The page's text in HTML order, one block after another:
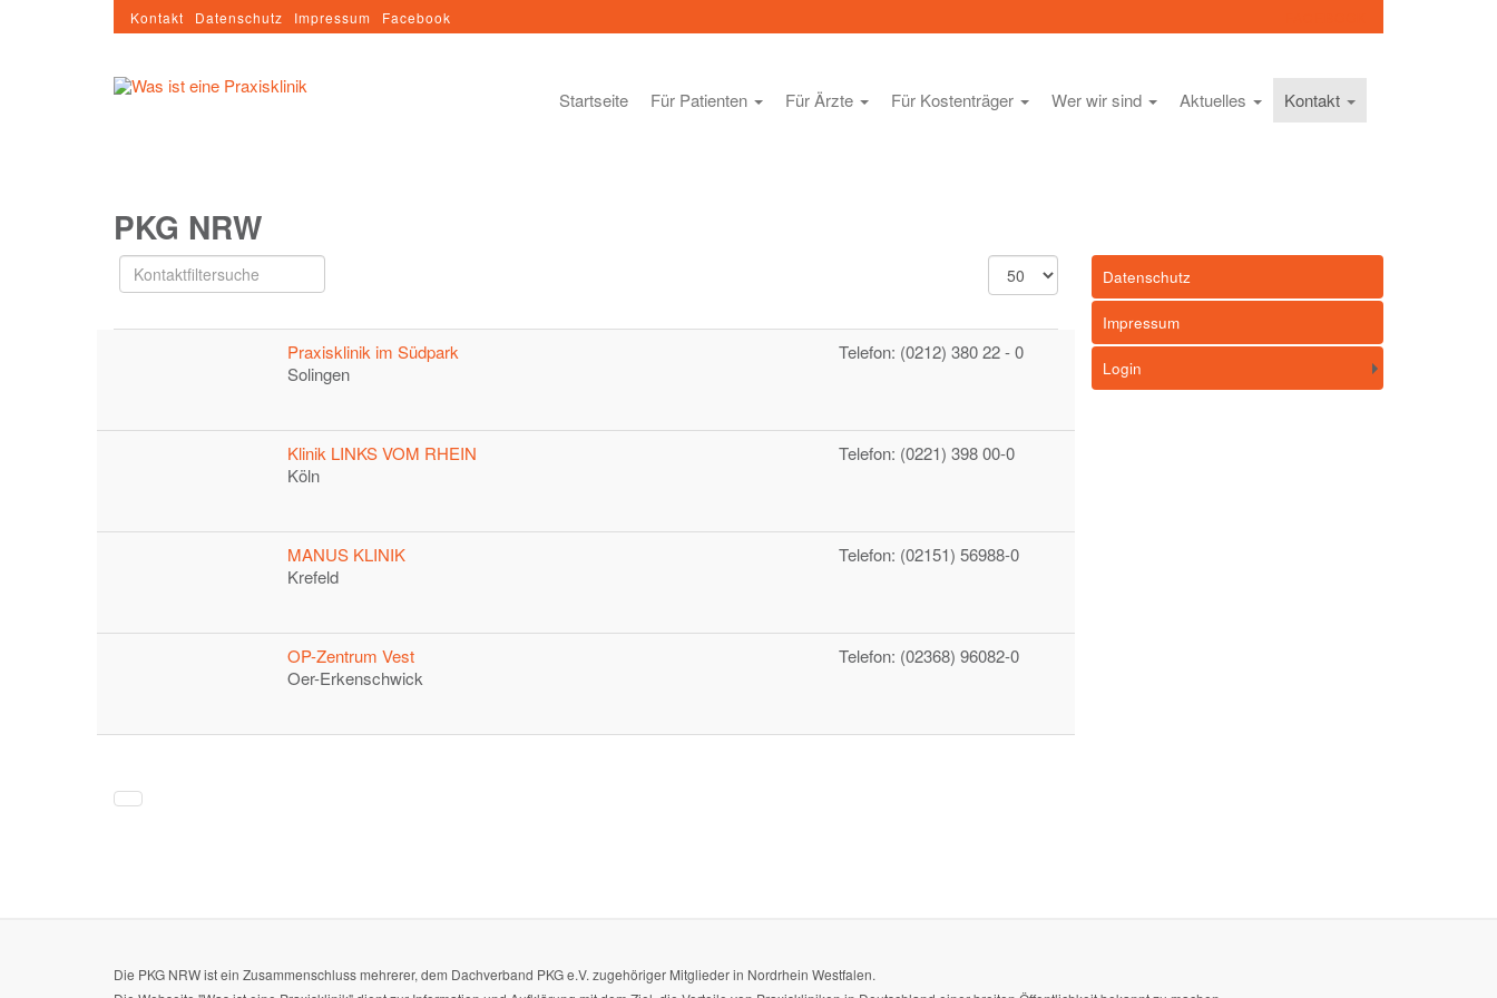
Kontakt Datenschutz Impressum Facebook
Startseite Für Patienten Für Ärzte Für Kostenträger Wer wir sind Aktuelles Kontakt
PKG NRW
Versteckt Filterfeld
Anzeige
#
Praxisklinik im Südpark
Solingen
Telefon: (0212) 380 22 - 0
Klinik LINKS VOM RHEIN
Köln
Telefon: (0221) 398 00-0
MANUS KLINIK
Krefeld
Telefon: (02151) 56988-0
OP-Zentrum Vest
Oer-Erkenschwick
Telefon: (02368) 96082-0
Datenschutz
Impressum
Login
Die PKG NRW ist ein Zusammenschluss mehrerer, dem Dachverband PKG e.V. zugehöriger Mitglieder in Nordrhein Westfalen.